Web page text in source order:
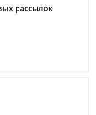
рассылок